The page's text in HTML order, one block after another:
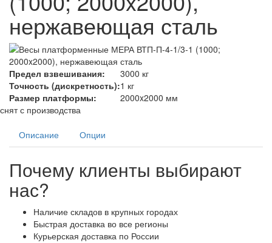
нержавеющая сталь
Предел взвешивания:
3000 кг
Точность (дискретность):1 кг
Размер платформы:
2000x2000 мм
снят с производства
Описание Опции
Почему клиенты выбирают
нас?
Наличие складов в крупных городах
Быстрая доставка во все регионы
Курьерская доставка по России